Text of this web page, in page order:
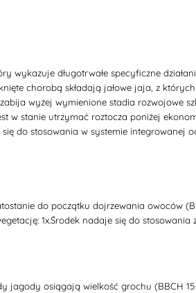
wykazuje długotrwałe specyficzne
chorobą składają jałowe jaja, z
wyżej wymienione stadia rozwojowe
w stanie utrzymać roztocza poniżej
do stosowania w systemie integrowanej
do początku dojrzewania owoców
1x.Środek nadaje się do
jagody osiągają wielkość grochu (BBCH